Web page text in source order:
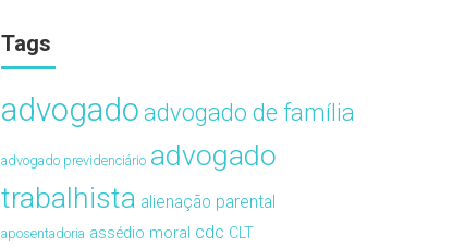
Tags
advogado advogado de família
advogado previdenciário advogado
trabalhista alienação parental
aposentadoria assédio moral cdc CLT